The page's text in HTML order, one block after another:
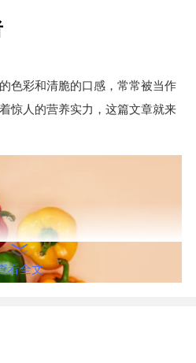
色彩和清脆的口感，常常被当作
惊人的营养实力，这篇文章就来
看全文